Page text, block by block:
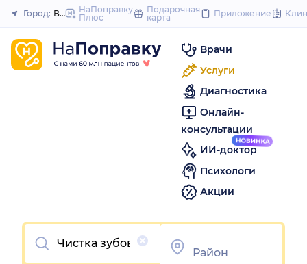
to
Закрыть
Город: Владикавказ
НаПоправку
Плюс
Подарочная
карта
Приложение
Врачи
Услуги
Диагностика
Онлайн-
консультации
ИИ-доктор
Психологи
Акции
Очистить